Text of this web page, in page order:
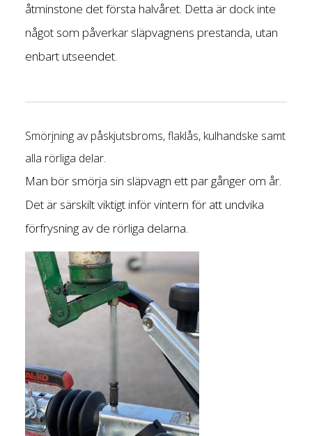
åtminstone det första halvåret. Detta är dock inte
något som påverkar släpvagnens prestanda, utan
enbart utseendet.
Smörjning av påskjutsbroms, flaklås, kulhandske samt
alla rörliga delar.
Man bör smörja sin släpvagn ett par gånger om år.
Det är särskilt viktigt inför vintern för att undvika
förfrysning av de rörliga delarna.